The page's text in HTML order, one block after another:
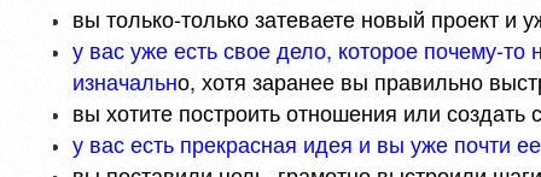
вы только-только затеваете новый проект и
у вас уже есть свое дело, которое почему-то
изначально, хотя заранее вы правильно
вы хотите построить отношения или
у вас есть прекрасная идея и вы уже почти